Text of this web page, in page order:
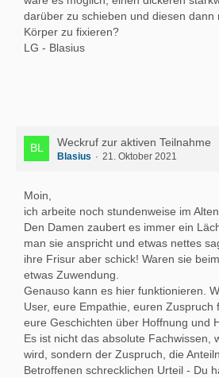
darüber zu schieben und diesen dann
Körper zu fixieren?
LG - Blasius
Weckruf zur aktiven Teilnahme
Blasius 21. Oktober 2021
Moin,
ich arbeite noch stundenweise im
Den Damen zaubert es immer ein
man sie anspricht und etwas nettes
ihre Frisur aber schick! Waren sie
etwas Zuwendung.
Genauso kann es hier funktionieren.
User, eure Empathie, euren Zuspruch
eure Geschichten über Hoffnung und
Es ist nicht das absolute Fachwissen,
wird, sondern der Zuspruch, die
Betroffenen schrecklichen Urteil - Du